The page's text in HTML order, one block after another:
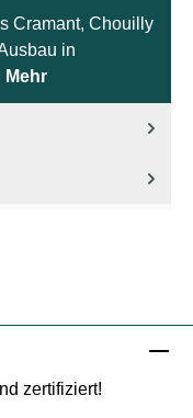
Cramant, Chouilly
in
Mehr
zertifiziert!